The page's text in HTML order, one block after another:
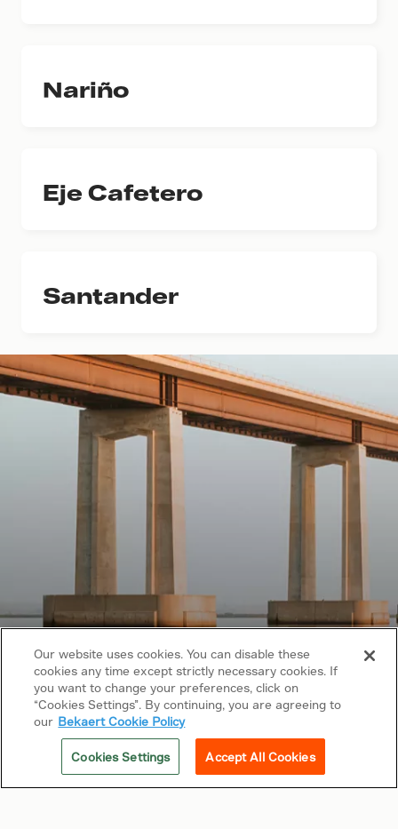
Nariño
Eje Cafetero
Santander
Los derechos de autor © 2026 Bekaert. Todos
los derechos reservados
Síguenos en
Enlaces relacionados
Our website uses cookies. You can disable these
cookies any time except strictly necessary cookies. If
you want to change your preferences, click on
“Cookies Settings”. By continuing, you are agreeing to
our Bekaert Cookie Policy
Cookies Settings Accept All Cookies